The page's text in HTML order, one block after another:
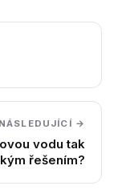
NÁSLEDUJÍCÍ →
vodu tak
řešením?